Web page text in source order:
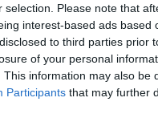
selection. Please note that
interest-based ads
to third parties prior
of your personal
This information may also be
Participants that may further